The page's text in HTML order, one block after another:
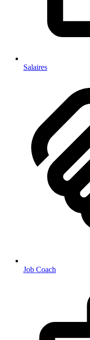
Salaires
Job Coach